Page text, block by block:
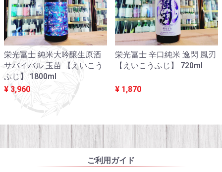
栄光冨士 純米大吟醸生原酒
サバイバル 玉苗 【えいこう
ふじ】 1800ml
¥ 3,960
栄光冨士 辛口純米 逸閃 風刃
【えいこうふじ】 720ml
¥ 1,870
ご利用ガイド